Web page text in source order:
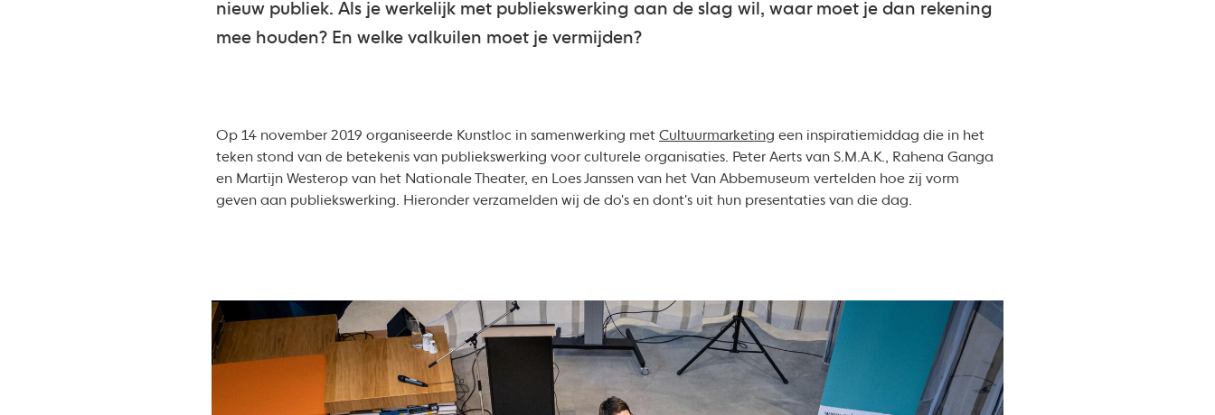
nieuw publiek. Als je werkelijk met publiekswerking aan de slag wil, waar moet je dan rekening
mee houden? En welke valkuilen moet je vermijden?
Op 14 november 2019 organiseerde Kunstloc in samenwerking met Cultuurmarketing een inspiratiemiddag die in het
teken stond van de betekenis van publiekswerking voor culturele organisaties. Peter Aerts van S.M.A.K., Rahena Ganga
en Martijn Westerop van het Nationale Theater, en Loes Janssen van het Van Abbemuseum vertelden hoe zij vorm
geven aan publiekswerking. Hieronder verzamelden wij de do's en dont's uit hun presentaties van die dag.